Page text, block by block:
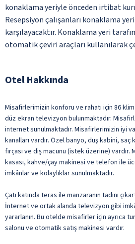
konaklama yeriyle önceden irtibat
Resepsiyon çalışanları konaklama
karşılayacaktır. Konaklama yeri
otomatik çeviri araçları kullanılarak
Otel Hakkında
Misafirlerimizin konforu ve rahatı için 86
düz ekran televizyon bulunmaktadır.
internet sunulmaktadır. Misafirlerimizin iyi
kanalları vardır. Özel banyo, duş kabini,
fırçası ve diş macunu (istek üzerine)
kasası, kahve/çay makinesi ve telefon ile
imkânlar ve kolaylıklar sunulmaktadır.
Çatı katında teras ile manzaranın tadını
İnternet ve ortak alanda televizyon gibi
yararlanın. Bu otelde misafirler için ayrıca
salonu ve otomatik satış makinesi vardır.